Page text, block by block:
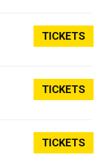
TICKETS
TICKETS
TICKETS